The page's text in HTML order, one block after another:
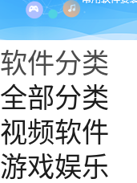
软件分类
全部分类
视频软件
游戏娱乐